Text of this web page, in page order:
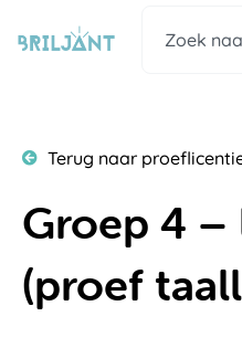
naar
de
Terug naar
Groep 4
(proef